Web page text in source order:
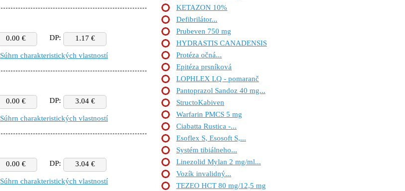
0.00 € DP: 1.17 €
Súhrn charakteristických vlastností
0.00 € DP: 3.04 €
Súhrn charakteristických vlastností
0.00 € DP: 3.04 €
Súhrn charakteristických vlastností
KETAZON 10%
Defibrilátor...
Prubeven 750 mg
HYDRASTIS CANADENSIS
Protéza očná...
Epitéza prsníková
LOPHLEX LQ - pomaranč
Pantoprazol Sandoz 40 mg...
StructoKabiven
Warfarin PMCS 5 mg
Ciabatta Rustica -...
Esoflex S, Esosoft S,...
Systém tibiálneho...
Linezolid Mylan 2 mg/ml...
Vozík invalidný...
TEZEO HCT 80 mg/12,5 mg